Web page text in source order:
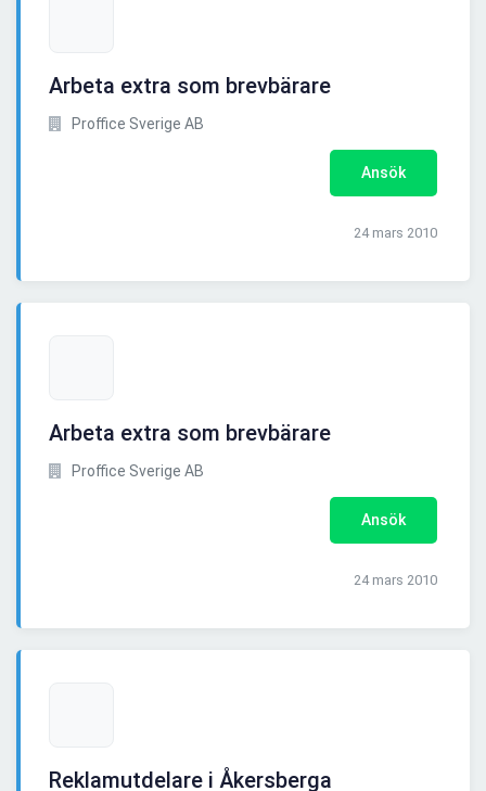
Arbeta extra som brevbärare
Proffice Sverige AB
Ansök
24 mars 2010
Arbeta extra som brevbärare
Proffice Sverige AB
Ansök
24 mars 2010
Reklamutdelare i Åkersberga